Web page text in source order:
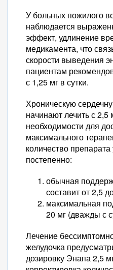
У больных пожилого
наблюдается
эффект, удлинение
медикамента, что
скорости выведения
пациентам
с 1,25 мг в сутки.
Хроническую
начинают лечить с
необходимости для
максимального
количество
постепенно:
обычная
составит от 2,5
максимальная
20 мг (дважды с
Лечение
желудочка
дозировку Энапа 2,5